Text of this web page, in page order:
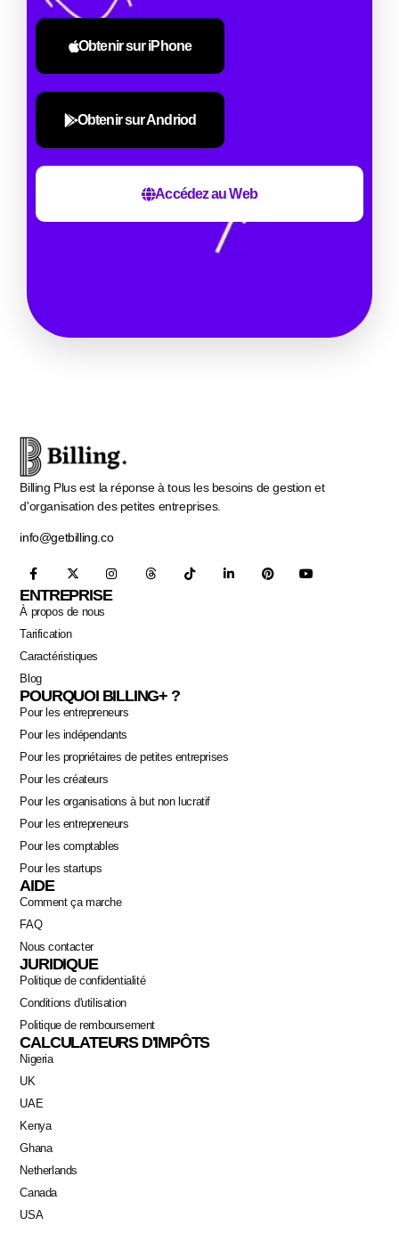
Obtenir sur iPhone
Obtenir sur Andriod
Accédez au Web
Billing Plus est la réponse à tous les besoins de gestion et
d'organisation des petites entreprises.
info@getbilling.co
ENTREPRISE
À propos de nous
Tarification
Caractéristiques
Blog
POURQUOI BILLING+ ?
Pour les entrepreneurs
Pour les indépendants
Pour les propriétaires de petites entreprises
Pour les créateurs
Pour les organisations à but non lucratif
Pour les entrepreneurs
Pour les comptables
Pour les startups
AIDE
Comment ça marche
FAQ
Nous contacter
JURIDIQUE
Politique de confidentialité
Conditions d'utilisation
Politique de remboursement
CALCULATEURS D'IMPÔTS
Nigeria
UK
UAE
Kenya
Ghana
Netherlands
Canada
USA